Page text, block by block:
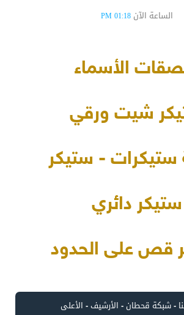
الساعة الآن 01:18 PM
الأسماء
شيت ورقي
ستيكرات - ستيكر
ستيكر دائري
قص على الحدود
-شبكة قحطان- الأرشيف- الأعلى